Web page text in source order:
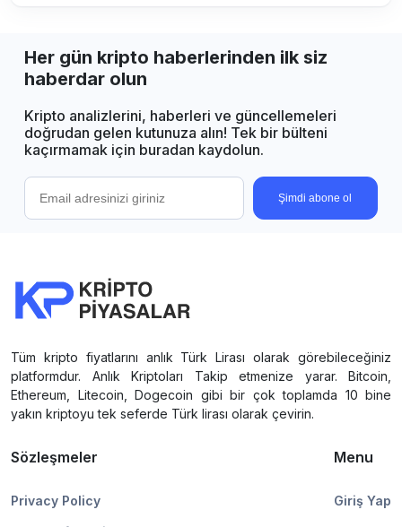
Her gün kripto haberlerinden ilk siz
haberdar olun
Kripto analizlerini, haberleri ve güncellemeleri
doğrudan gelen kutunuza alın! Tek bir bülteni
kaçırmamak için buradan kaydolun.
Şimdi abone ol
Tüm kripto fiyatlarını anlık Türk Lirası olarak görebileceğiniz
platformdur. Anlık Kriptoları Takip etmenize yarar. Bitcoin,
Ethereum, Litecoin, Dogecoin gibi bir çok toplamda 10 bine
yakın kriptoyu tek seferde Türk lirası olarak çevirin.
Sözleşmeler
Privacy Policy
Menu
Giriş Yap